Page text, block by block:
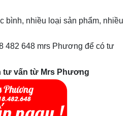
bình, nhiều loại sản phẩm, nhiều
482 648 mrs Phương để có tư
tư vấn từ Mrs Phương